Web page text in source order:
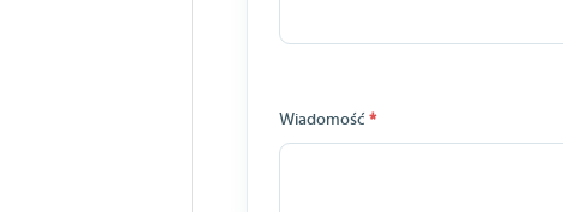
Wiadomość *